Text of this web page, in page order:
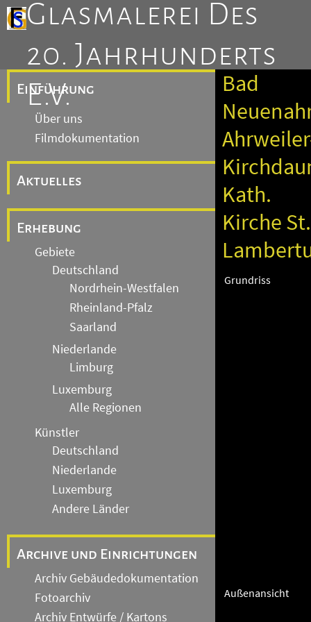
Glasmalerei Des
20. Jahrhunderts
E.V.
Einführung
Über uns
Filmdokumentation
Aktuelles
Erhebung
Gebiete
Deutschland
Nordrhein-Westfalen
Rheinland-Pfalz
Saarland
Niederlande
Limburg
Luxemburg
Alle Regionen
Künstler
Deutschland
Niederlande
Luxemburg
Andere Länder
Archive und Einrichtungen
Archiv Gebäudedokumentation
Fotoarchiv
Archiv Entwürfe / Kartons
Bad
Kath.
Kirche St.
Grundriss
Außenansicht